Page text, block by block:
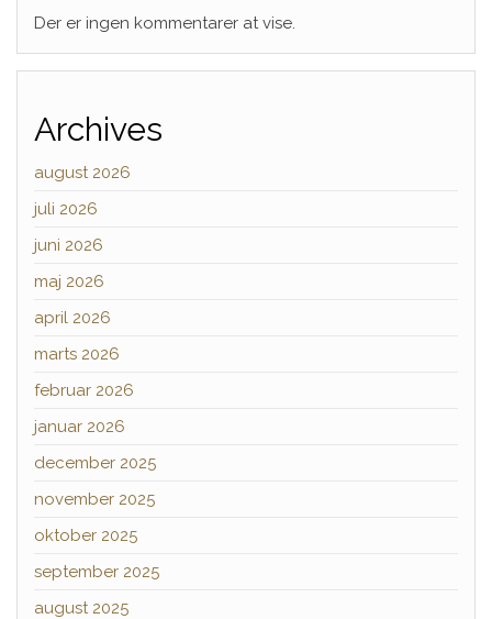
Der er ingen kommentarer at vise.
Archives
august 2026
juli 2026
juni 2026
maj 2026
april 2026
marts 2026
februar 2026
januar 2026
december 2025
november 2025
oktober 2025
september 2025
august 2025